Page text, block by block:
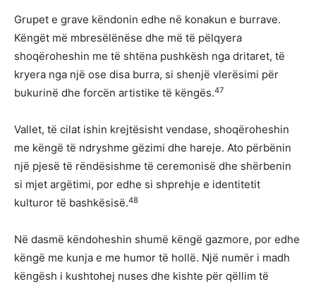
Grupet e grave këndonin edhe në konakun e burrave.
Këngët më mbresëlënëse dhe më të pëlqyera
shoqëroheshin me të shtëna pushkësh nga dritaret, të
kryera nga një ose disa burra, si shenjë vlerësimi për
bukurinë dhe forcën artistike të këngës.47
Vallet, të cilat ishin krejtësisht vendase, shoqëroheshin
me këngë të ndryshme gëzimi dhe hareje. Ato përbënin
një pjesë të rëndësishme të ceremonisë dhe shërbenin
si mjet argëtimi, por edhe si shprehje e identitetit
kulturor të bashkësisë.48
Në dasmë këndoheshin shumë këngë gazmore, por edhe
këngë me kunja e me humor të hollë. Një numër i madh
këngësh i kushtohej nuses dhe kishte për qëllim të